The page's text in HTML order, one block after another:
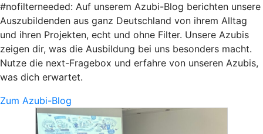
#nofilterneeded: Auf unserem Azubi-Blog berichten unsere
Auszubildenden aus ganz Deutschland von ihrem Alltag
und ihren Projekten, echt und ohne Filter. Unsere Azubis
zeigen dir, was die Ausbildung bei uns besonders macht.
Nutze die next-Fragebox und erfahre von unseren Azubis,
was dich erwartet.
Zum Azubi-Blog